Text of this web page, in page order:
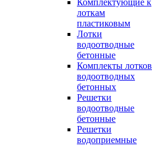
Комплектующие к
лоткам
пластиковым
Лотки
водоотводные
бетонные
Комплекты лотков
водоотводных
бетонных
Решетки
водоотводные
бетонные
Решетки
водоприемные